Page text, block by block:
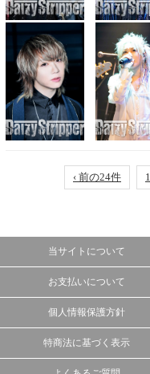
‹ 前の24件 1
当サイトについて
お支払いについて
個人情報保護方針
特商法に基づく表示